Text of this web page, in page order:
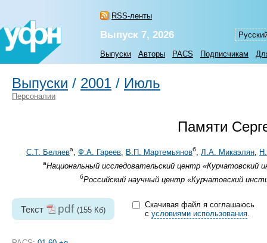
RSS-ленты
Выпуск 7, 2026
Выпуски Авторы PACS Подписчикам
Выпуски / 2001 / Июль
Персоналии
Памяти
С.Т. Беляева, Ф.А. Гареев, В.П. Мартемьяновб, Л.А. Микаэлян,
аНациональный исследовательский центр
бРоссийский научный центр «Курчатовский
Текст pdf (155 Кб)
Скачивая файл я соглашаюсь
с условиями использования.